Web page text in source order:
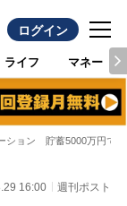
ログイン
ライフ マネー
ション 貯蓄5000万円で
16:00 週刊ポスト